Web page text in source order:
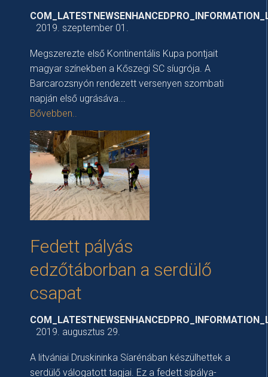
2019. szeptember 01.
Megszerezte első Kontinentális Kupa pontjait
magyar színekben a Kőszegi SC síugrója. A
Barcarozsnyón rendezett versenyen szombati
napján első ugrásáva...
Bővebben..
Fedett pályás
edzőtáborban a serdülő
csapat
2019. augusztus 29.
A litvániai Druskininka Síarénában készülhettek a
serdülő válogatott tagjai. Ez a fedett sípálya-